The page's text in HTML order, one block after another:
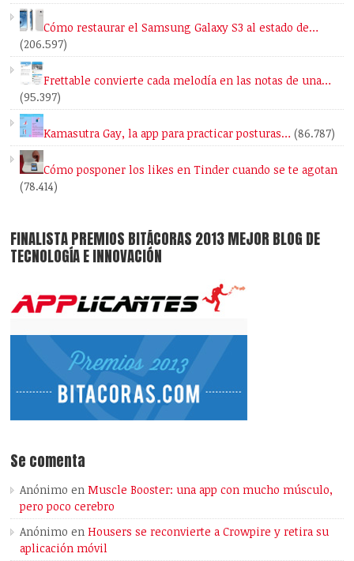
Cómo restaurar el Samsung Galaxy S3 al estado de…
(206.597)
Frettable convierte cada melodía en las notas de una…
(95.397)
Kamasutra Gay, la app para practicar posturas… (86.787)
Cómo posponer los likes en Tinder cuando se te agotan
(78.414)
FINALISTA PREMIOS BITÁCORAS 2013 MEJOR BLOG DE
TECNOLOGÍA E INNOVACIÓN
Se comenta
Anónimo enMuscle Booster: una app con mucho músculo,
pero poco cerebro
Anónimo enHousers se reconvierte a Crowpire y retira su
aplicación móvil